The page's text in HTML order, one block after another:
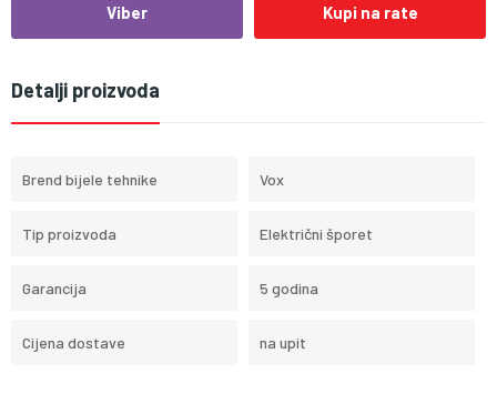
Viber Kupi na rate
Detalji proizvoda
Brend bijele tehnike Vox
Tip proizvoda Električni šporet
Garancija 5 godina
Cijena dostave na upit